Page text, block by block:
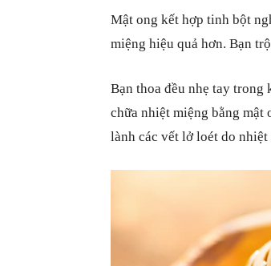
Mật ong kết hợp tinh bột
miệng hiệu quả hơn. Bạn
Bạn thoa đều nhẹ tay trong
chữa nhiệt miệng bằng mật
lành các vết lở loét do